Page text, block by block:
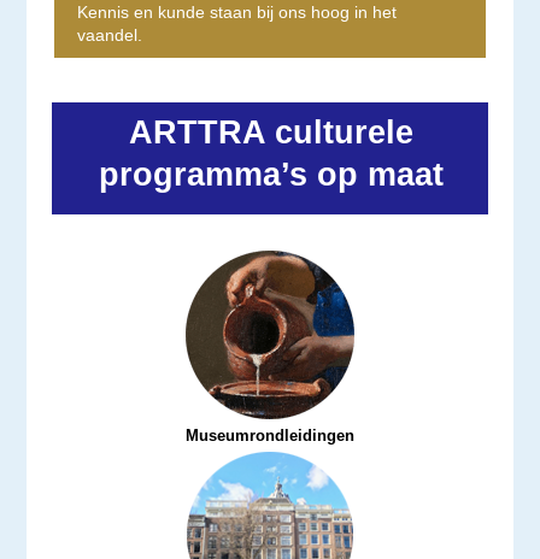
Kennis en kunde staan bij ons hoog in het
vaandel.
ARTTRA culturele
programma’s op maat
Museumrondleidingen